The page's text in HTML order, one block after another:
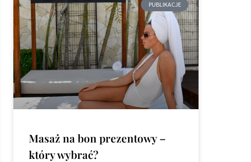
PUBLIKACJE
Masaż na bon prezentowy –
który wybrać?